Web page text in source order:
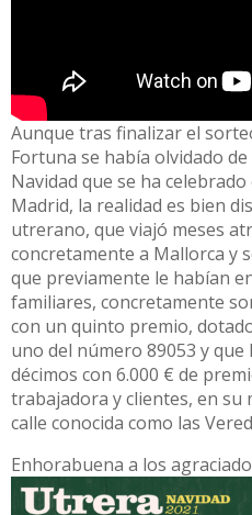
Aunque tras finalizar el
Fortuna se había olvidado
Navidad que se ha
Madrid, la realidad es bien
utrerano, que viajó meses
concretamente a Mallorca y
que previamente le habían
familiares, concretamente
con un quinto premio,
uno del número 89053 y
décimos con 6.000 € de
trabajadora y clientes, en su
calle conocida como las
Enhorabuena a los